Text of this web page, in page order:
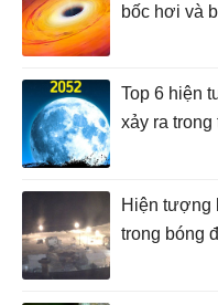
bốc hơi và
Top 6 hiện
xảy ra
Hiện tượng
trong bóng